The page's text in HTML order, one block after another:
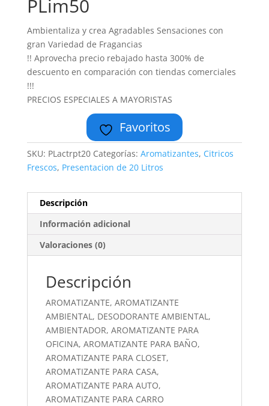
PLim50
Ambientaliza y crea Agradables Sensaciones con
gran Variedad de Fragancias
!! Aprovecha precio rebajado hasta 300% de
descuento en comparación con tiendas comerciales
!!!
PRECIOS ESPECIALES A MAYORISTAS
Favoritos
SKU: PLactrpt20 Categorías: Aromatizantes, Citricos
Frescos, Presentacion de 20 Litros
Descripción
Información adicional
Valoraciones (0)
Descripción
AROMATIZANTE, AROMATIZANTE
AMBIENTAL, DESODORANTE AMBIENTAL,
AMBIENTADOR, AROMATIZANTE PARA
OFICINA, AROMATIZANTE PARA BAÑO,
AROMATIZANTE PARA CLOSET,
AROMATIZANTE PARA CASA,
AROMATIZANTE PARA AUTO,
AROMATIZANTE PARA CARRO